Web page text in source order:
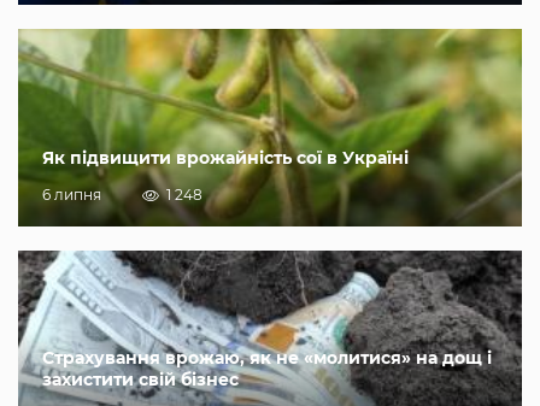
Як підвищити врожайність сої в Україні
6 липня 1 248
Страхування врожаю, як не «молитися» на дощ і
захистити свій бізнес